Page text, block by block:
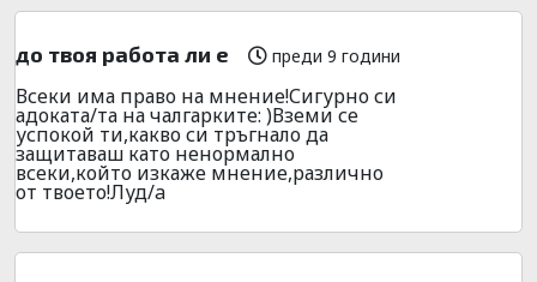
до твоя работа ли е преди 9 години
Всеки има право на мнение!Сигурно си
адоката/та на чалгарките: )Вземи се
успокой ти,какво си тръгнало да
защитаваш като ненормално
всеки,който изкаже мнение,различно
от твоето!Луд/a